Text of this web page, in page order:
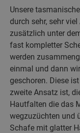
Unsere
durch sehr, sehr
zusätzlich unter
fast kompletter
werden
einmal und dann
geschoren. Diese
zweite Ansatz ist,
Hautfalten die das
wegzuzüchten und
Schafe mit glatter